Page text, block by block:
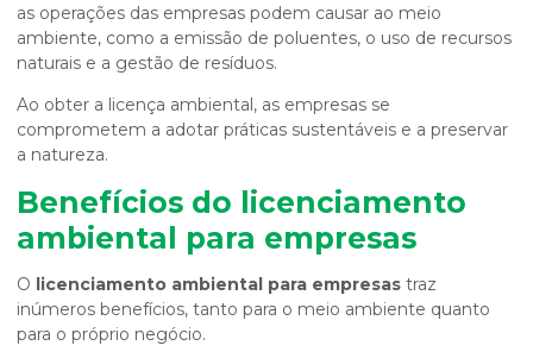
as operações das empresas podem causar ao meio
ambiente, como a emissão de poluentes, o uso de recursos
naturais e a gestão de resíduos.
Ao obter a licença ambiental, as empresas se
comprometem a adotar práticas sustentáveis e a preservar
a natureza.
Benefícios do licenciamento
ambiental para empresas
O licenciamento ambiental para empresas traz
inúmeros benefícios, tanto para o meio ambiente quanto
para o próprio negócio.